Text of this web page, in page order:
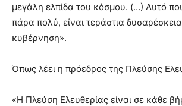
μεγάλη ελπίδα του κόσμου. (…) Αυτό
πάρα πολύ, είναι τεράστια
κυβέρνηση».
Όπως λέει η πρόεδρος της Πλεύσης
«Η Πλεύση Ελευθερίας είναι σε κάθε